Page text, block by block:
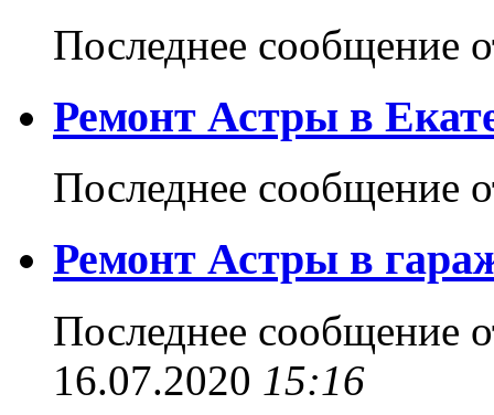
Последнее сообщение
Ремонт Астры в
Последнее сообщение
Ремонт Астры в
Последнее сообщение
16.07.2020 15:16